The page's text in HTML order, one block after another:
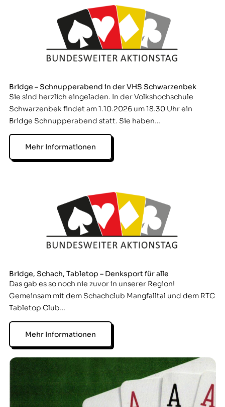
Bridge – Schnupperabend in der VHS Schwarzenbek
Sie sind herzlich eingeladen. In der Volkshochschule
Schwarzenbek findet am 1.10.2026 um 18.30 Uhr ein
Bridge Schnupperabend statt. Sie haben…
Mehr Informationen
Bridge, Schach, Tabletop – Denksport für alle
Das gab es so noch nie zuvor in unserer Region!
Gemeinsam mit dem Schachclub Mangfalltal und dem RTC
Tabletop Club…
Mehr Informationen